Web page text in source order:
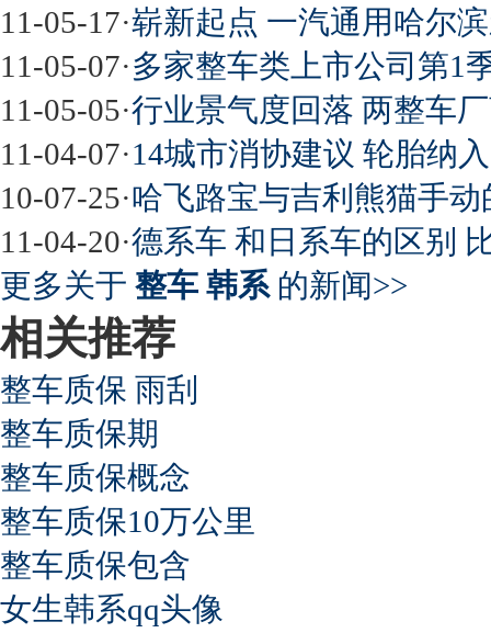
11-05-17·崭新起点 一汽通用哈尔
11-05-07·多家整车类上市公司第1
11-05-05·行业景气度回落 两整车
11-04-07·14城市消协建议 轮胎纳
10-07-25·哈飞路宝与吉利熊猫手动
11-04-20·德系车 和日系车的区别
更多关于 整车 韩系的新闻>>
相关推荐
整车质保 雨刮
整车质保期
整车质保概念
整车质保10万公里
整车质保包含
女生韩系qq头像